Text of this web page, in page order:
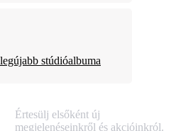
stúdióalbuma
Értesülj elsőként új
megjelenéseinkről és akcióinkról.